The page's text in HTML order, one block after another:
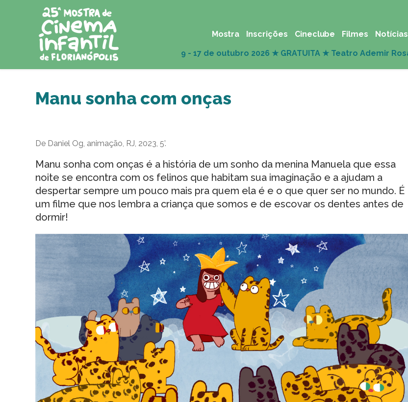
Mostra Inscrições Cineclube Filmes Notícias
Manu sonha com onças
De Daniel Og, animação, RJ, 2023, 5’.
Manu sonha com onças é a história de um sonho da menina Manuela que essa
noite se encontra com os felinos que habitam sua imaginação e a ajudam a
despertar sempre um pouco mais pra quem ela é e o que quer ser no mundo. É
um filme que nos lembra a criança que somos e de escovar os dentes antes de
dormir!